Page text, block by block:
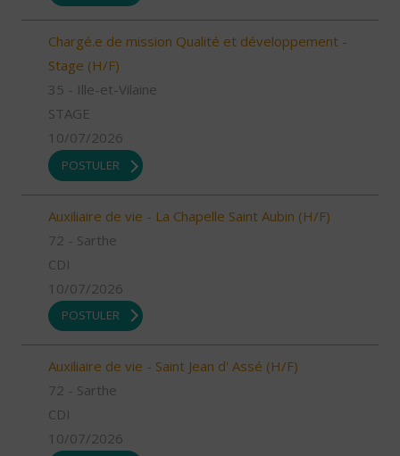
Chargé.e de mission Qualité et développement -
Stage (H/F)
35 - Ille-et-Vilaine
STAGE
10/07/2026
POSTULER
Auxiliaire de vie - La Chapelle Saint Aubin (H/F)
72 - Sarthe
CDI
10/07/2026
POSTULER
Auxiliaire de vie - Saint Jean d' Assé (H/F)
72 - Sarthe
CDI
10/07/2026